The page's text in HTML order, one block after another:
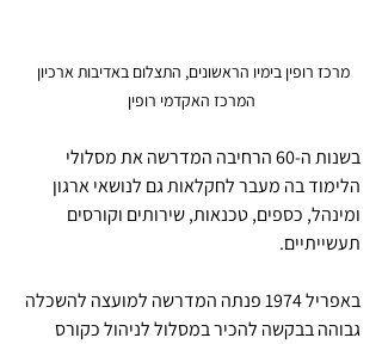
מרכז רופין בימיו הראשונים, התצלום באדיבות ארכיון
המרכז האקדמי רופין
בשנות ה-60 הרחיבה המדרשה את מסלולי
הלימוד בה מעבר לחקלאות גם לנושאי ארגון
ומינהל, כספים, טכנאות, שירותים וקורסים
תעשייתיים.
באפריל 1974 פנתה המדרשה למועצה להשכלה
גבוהה בבקשה להכיר במסלול לניהול כקורס